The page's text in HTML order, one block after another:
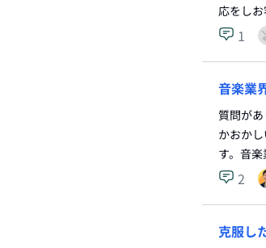
応をし
1
音楽業
質問が
かおか
す。音
2
克服し